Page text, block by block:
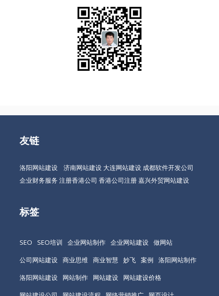
友链
洛阳网站建设 济南网站建设 大连网站建设 成都软件开发公司
企业财务服务 注册香港公司 香港公司注册嘉兴外贸网站建设
标签
SEO SEO培训 企业网站制作 企业网站建设 做网站
公司网站建设 商业思维 商业智慧 妙飞 案例
洛阳网站制作
洛阳网站建设
网站制作 网站建设
网站建设价格